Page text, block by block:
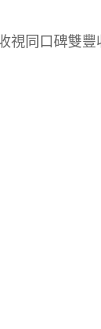
同口碑雙